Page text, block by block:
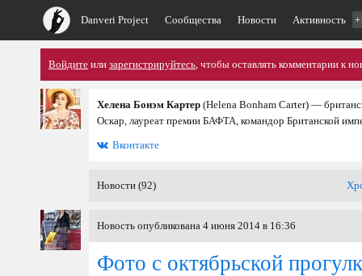
Danveri Project Сообщества Новости Активность
Войдите или зарегистрируйтесь, чтобы оставлять комментарии к
Хелена Бонэм Картер (Helena Bonham Carter) —
Оскар, лауреат премии БАФТА, командор Британской
Вконтакте
Новости (92)
Новость опубликована 4 июня 2014 в 16:36
Фото с октябрьской